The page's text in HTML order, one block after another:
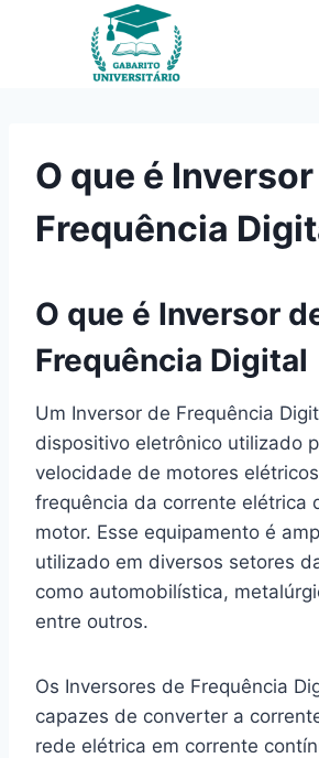
O que é
Frequência
O que é Inversor
Frequência Digital
Um Inversor de Frequência
dispositivo eletrônico utilizado
velocidade de motores
frequência da corrente elétrica
motor. Esse equipamento é
utilizado em diversos setores
como automobilística,
entre outros.
Os Inversores de Frequência
capazes de converter a
rede elétrica em corrente